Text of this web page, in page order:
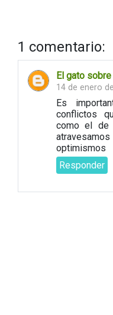
1 comentario:
El gato
14 de enero
Es
conflictos
como el de
optimismos
Responder